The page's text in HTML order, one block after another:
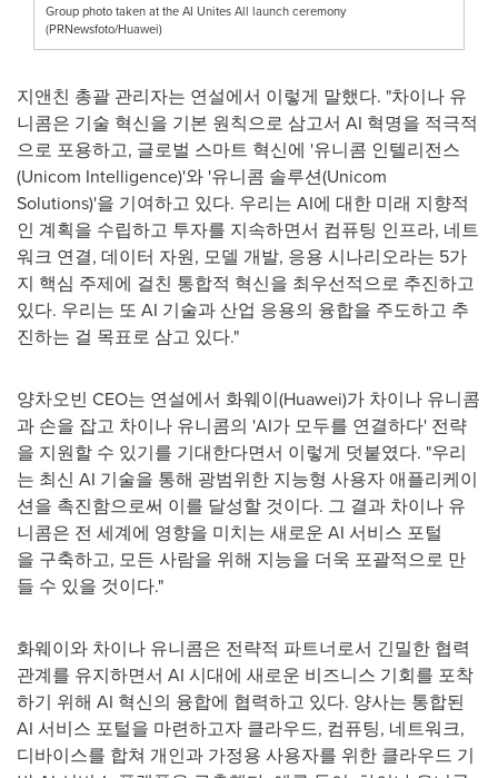
Group photo taken at the AI Unites All launch ceremony
(PRNewsfoto/Huawei)
지앤친 총괄 관리자는 연설에서 이렇게 말했다. "차이나 유
니콤은 기술 혁신을 기본 원칙으로 삼고서 AI 혁명을 적극적
으로 포용하고, 글로벌 스마트 혁신에 '유니콤 인텔리전스
(Unicom Intelligence)'와 '유니콤 솔루션(Unicom
Solutions)'을 기여하고 있다. 우리는 AI에 대한 미래 지향적
인 계획을 수립하고 투자를 지속하면서 컴퓨팅 인프라, 네트
워크 연결, 데이터 자원, 모델 개발, 응용 시나리오라는 5가
지 핵심 주제에 걸친 통합적 혁신을 최우선적으로 추진하고
있다. 우리는 또 AI 기술과 산업 응용의 융합을 주도하고 추
진하는 걸 목표로 삼고 있다."
양차오빈 CEO는 연설에서 화웨이(Huawei)가 차이나 유니콤
과 손을 잡고 차이나 유니콤의 'AI가 모두를 연결하다' 전략
을 지원할 수 있기를 기대한다면서 이렇게 덧붙였다. "우리
는 최신 AI 기술을 통해 광범위한 지능형 사용자 애플리케이
션을 촉진함으로써 이를 달성할 것이다. 그 결과 차이나 유
니콤은 전 세계에 영향을 미치는 새로운 AI 서비스 포털
을 구축하고, 모든 사람을 위해 지능을 더욱 포괄적으로 만
들 수 있을 것이다."
화웨이와 차이나 유니콤은 전략적 파트너로서 긴밀한 협력
관계를 유지하면서 AI 시대에 새로운 비즈니스 기회를 포착
하기 위해 AI 혁신의 융합에 협력하고 있다. 양사는 통합된
AI 서비스 포털을 마련하고자 클라우드, 컴퓨팅, 네트워크,
디바이스를 합쳐 개인과 가정용 사용자를 위한 클라우드 기